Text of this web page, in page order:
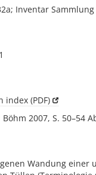
Inventar Sammlung
(PDF)
2007, S. 50–54
Wandung